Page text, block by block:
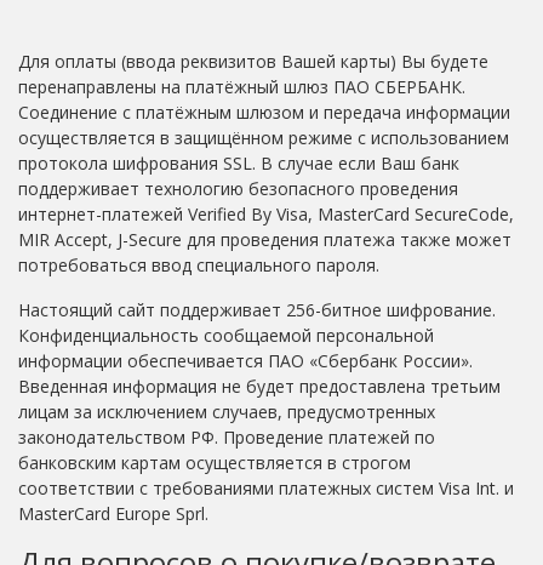
Для оплаты (ввода реквизитов Вашей карты) Вы будете
перенаправлены на платёжный шлюз ПАО СБЕРБАНК.
Соединение с платёжным шлюзом и передача информации
осуществляется в защищённом режиме с использованием
протокола шифрования SSL. В случае если Ваш банк
поддерживает технологию безопасного проведения
интернет-платежей Verified By Visa, MasterCard SecureCode,
MIR Accept, J-Secure для проведения платежа также может
потребоваться ввод специального пароля.
Настоящий сайт поддерживает 256-битное шифрование.
Конфиденциальность сообщаемой персональной
информации обеспечивается ПАО «Сбербанк России».
Введенная информация не будет предоставлена третьим
лицам за исключением случаев, предусмотренных
законодательством РФ. Проведение платежей по
банковским картам осуществляется в строгом
соответствии с требованиями платежных систем Visa Int. и
MasterCard Europe Sprl.